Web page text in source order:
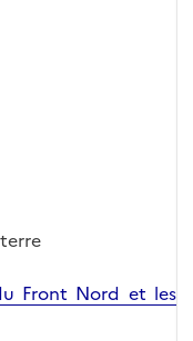
Front Nord et les